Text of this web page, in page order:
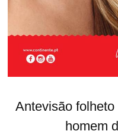
Antevisão
homem